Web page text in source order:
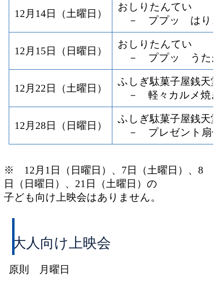
12月14日（土曜日）
おしりたんてい
－ ププッ はり
12月15日（日曜日）
おしりたんてい
－ ププッ うた
12月22日（土曜日）
ふしぎ駄菓子屋銭天
－ 軽々カルメ焼
12月28日（日曜日）
ふしぎ駄菓子屋銭天
－ プレゼント扇
※ 12月1日（日曜日）、7日（土曜日）、8
日（日曜日）、21日（土曜日）の
子ども向け上映会はありません。
大人向け上映会
原則 月曜日